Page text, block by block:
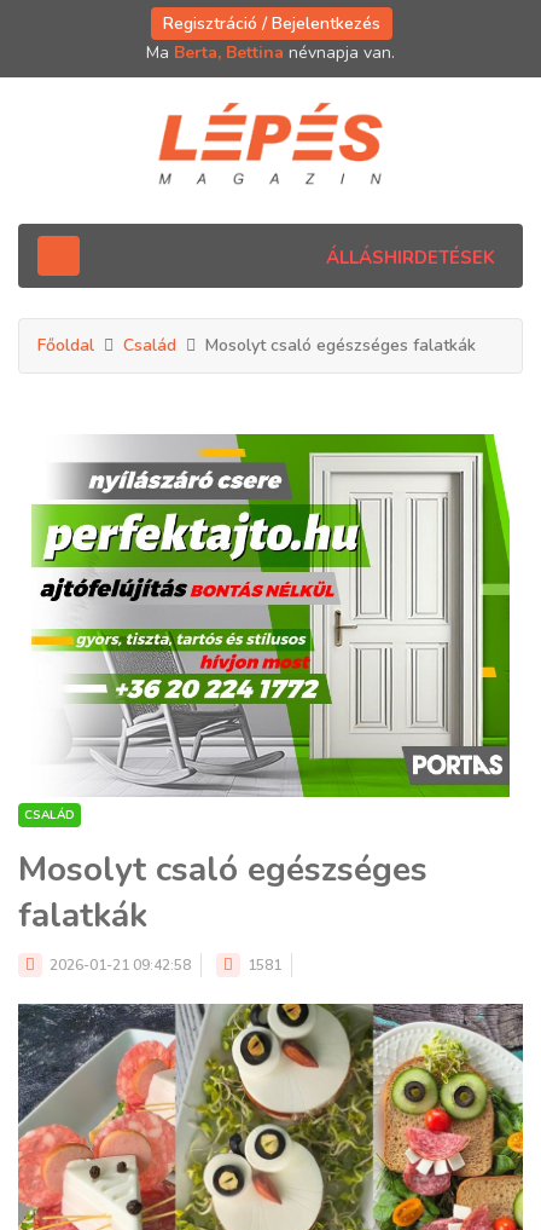
Regisztráció / Bejelentkezés
Ma Berta, Bettina névnapja van.
ÁLLÁSHIRDETÉSEK
Főoldal Család Mosolyt csaló egészséges falatkák
CSALÁD
Mosolyt csaló egészséges
falatkák
2026-01-21 09:42:58 1581